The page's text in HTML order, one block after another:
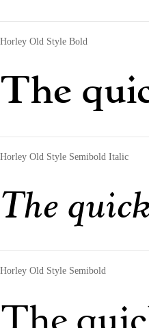
Horley Old Style Bold
The
Horley Old Style Semibold Italic
The
Horley Old Style Semibold